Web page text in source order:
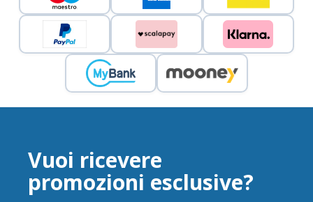
Vuoi ricevere
promozioni esclusive?